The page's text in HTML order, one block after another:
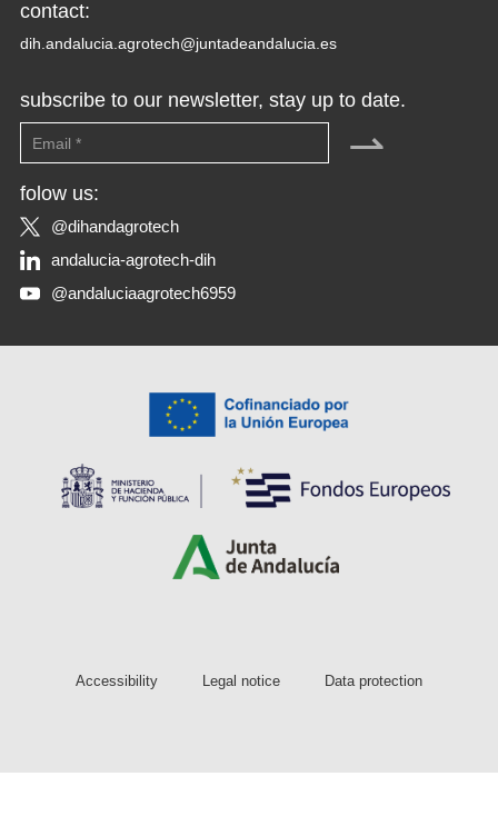
contact:
dih.andalucia.agrotech@juntadeandalucia.es
subscribe to our newsletter, stay up to date.
⇀
folow us:
@dihandagrotech
andalucia-agrotech-dih
@andaluciaagrotech6959
Accessibility Legal notice Data protection